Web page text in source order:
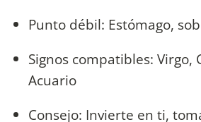
Punto débil: Estómago,
Signos compatibles: Virgo,
Acuario
Consejo: Invierte en ti,